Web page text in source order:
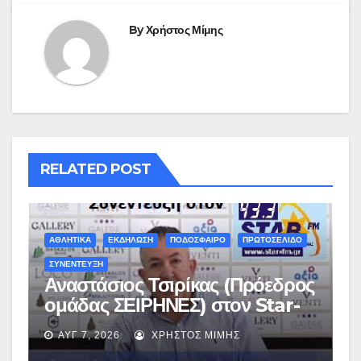
ByΧρήστος Μίμης
RELATED POST
ΑΘΛΗΤΙΚΑ ΕΚΔΗΛΩΣΗ ΠΟΔΟΣΦΑΙΡΟ ΠΡΩΤΟΣΕΛΙΔΟ
ΣΥΝΕΝΤΕΥΞΗ
Αναστάσιος Τσιρίκας (Πρόεδρος
ομάδας ΣΕΙΡΗΝΕΣ) στον Star-
fm 93.3: «Το όνειρο έγινε
πραγματικότητα – Σας
ΑΥΓ 7, 2026 ΧΡΉΣΤΟΣ ΜΊΜΗΣ